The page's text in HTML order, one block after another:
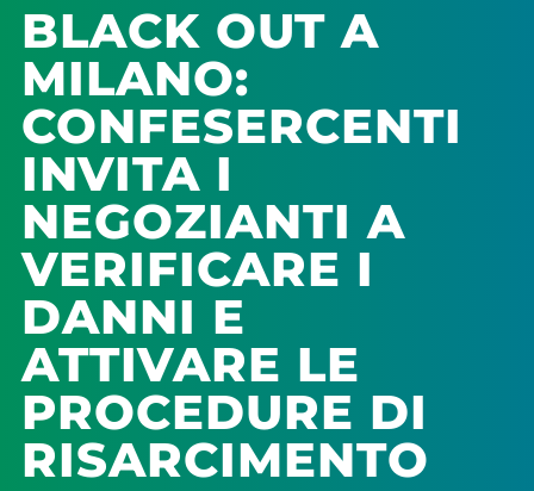
BLACK OUT A
MILANO:
CONFESERCENTI
INVITA I
NEGOZIANTI A
VERIFICARE I
DANNI E
ATTIVARE LE
PROCEDURE DI
RISARCIMENTO